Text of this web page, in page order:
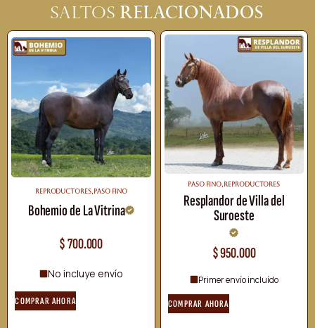
Saltos relacionados
REPRODUCTORES, PASO FINO
Bohemio de La Vitrina
$700.000
No incluye envío
COMPRAR AHORA
PASO FINO, REPRODUCTORES
Resplandor de Villa del
Suroeste
$950.000
Primer envío incluído
COMPRAR AHORA